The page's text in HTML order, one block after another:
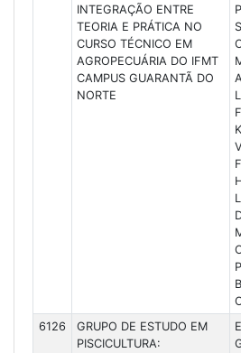
INTEGRAÇÃO ENTRE
TEORIA E PRÁTICA NO
CURSO TÉCNICO EM
AGROPECUÁRIA DO IFMT
CAMPUS GUARANTÃ DO
NORTE
6126
GRUPO DE ESTUDO EM
PISCICULTURA: